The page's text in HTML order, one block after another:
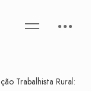
Trabalhista Rural: